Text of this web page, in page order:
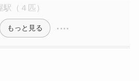
（４匹）
もっと見る